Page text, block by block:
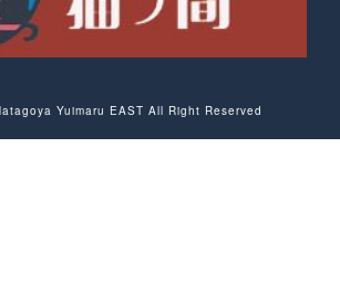
Yuimaru EAST All Right Reserved